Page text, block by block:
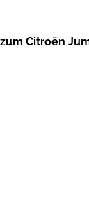
Citroën